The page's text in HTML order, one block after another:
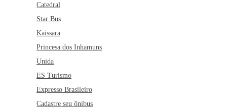
Catedral
Star Bus
Kaissara
Princesa dos Inhamuns
Unida
ES Turismo
Expresso Brasileiro
Cadastre seu ônibus